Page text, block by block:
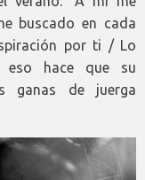
buscado en cada
por ti / Lo
eso hace que su
ganas de juerga